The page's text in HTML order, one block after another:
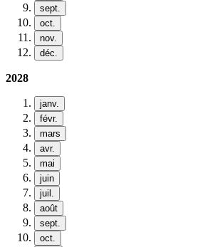
sept.
oct.
nov.
déc.
2028
janv.
févr.
mars
avr.
mai
juin
juil.
août
sept.
oct.